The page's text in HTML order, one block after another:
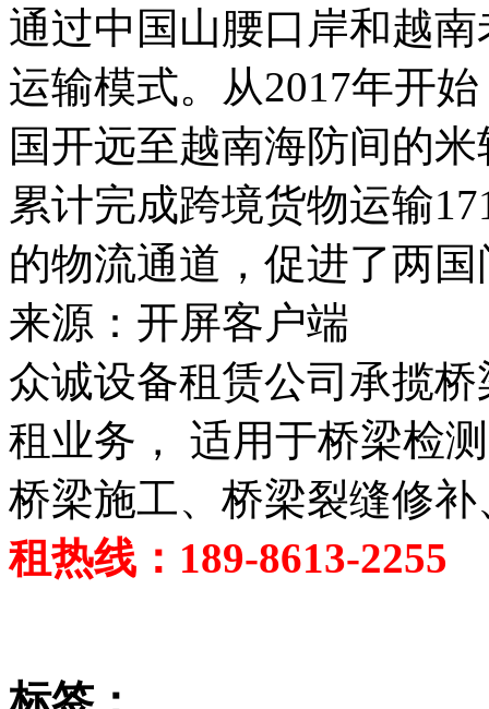
通过中国山腰口岸和越
运输模式。从2017年开
国开远至越南海防间的
累计完成跨境货物运输
的物流通道，促进了两
来源：开屏客户端
众诚设备租赁公司承揽
租业务， 适用于桥梁检
桥梁施工、桥梁裂缝修
租热线：189-8613-2255